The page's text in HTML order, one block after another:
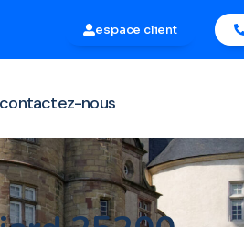
espace client
contactez-nous